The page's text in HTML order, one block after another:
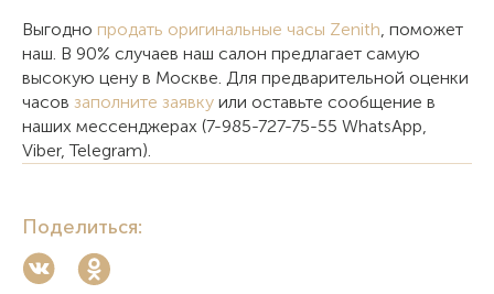
Выгодно продать оригинальные часы Zenith , поможет
наш. В 90% случаев наш салон предлагает самую
высокую цену в Москве. Для предварительной оценки
часов заполните заявку или оставьте сообщение в
наших мессенджерах (7-985-727-75-55 WhatsApp,
Viber, Telegram).
Поделиться: